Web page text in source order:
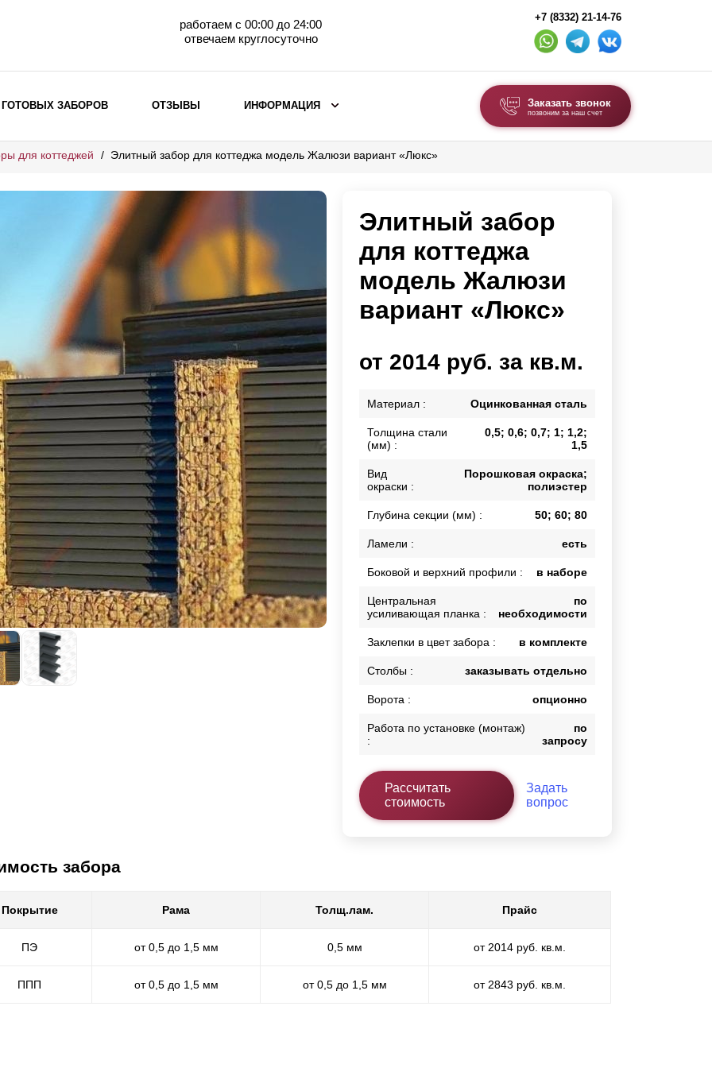
работаем с 00:00 до 24:00
отвечаем круглосуточно
+7 (8332) 21-14-76
ВЫБОР ПО МАТЕРИАЛУ
Заборы с кирпичными столбами
Заборы из евроштакетника
горизонтального
Металлические заборы для дачи
Забор жалюзи с кирпичными столбами
Металлические заборы
Металлические ограждения
ВЫБОР ПО ХАРАКТЕРИСТИКАМ
Горизонтальные заборы
Высокие заборы
Красивые, дизайнерские заборы
ВЫБОР ПО СПОСОБУ МОНТАЖА
Заборы под ключ
Готовые заборы
Комплекты заборов-лего "сделай сам"
Быстровозводимые заборы
ВЫБОР ПО ТИПУ
Комбинированные заборы
Секционные заборы
ВОРОТА И КАЛИТКИ
Ворота откатные
Ворота складные гармошка
Каркасы ворот
Входные группы
ЗАБОРОВ ОТЗЫВЫ ИНФОРМАЦИЯ Заказать звонок
позвоним за наш счет
для коттеджей Элитный забор для коттеджа модель Жалюзи вариант «Люкс»
Элитный забор
для коттеджа
модель Жалюзи
вариант «Люкс»
от 2014 руб. за кв.м.
Материал : Оцинкованная сталь
Толщина стали
(мм) :
0,5; 0,6; 0,7; 1; 1,2;
1,5
Вид
окраски :
Порошковая окраска;
полиэстер
Глубина секции (мм) : 50; 60; 80
Ламели : есть
Боковой и верхний профили : в наборе
Центральная
усиливающая планка :
по
необходимости
Заклепки в цвет забора : в комплекте
Столбы : заказывать отдельно
Ворота : опционно
Работа по установке (монтаж)
:
по
запросу
Рассчитать
стоимость
Задать
вопрос
забора
Покрытие Рама Толщ.лам. Прайс
ПЭ от 0,5 до 1,5 мм 0,5 мм от 2014 руб. кв.м.
ППП от 0,5 до 1,5 мм от 0,5 до 1,5 мм от 2843 руб. кв.м.